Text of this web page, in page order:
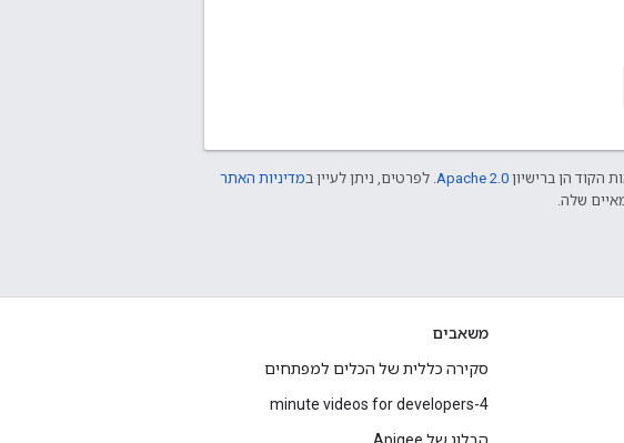
הקוד הן ברישיון Apache 2.0. לפרטים, ניתן לעיין במדיניות האתר
משאבים
סקירה כללית של הכלים למפתחים
4-minute videos for developers